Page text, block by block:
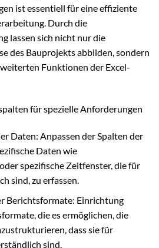
ist essentiell für eine effiziente
Durch die
lassen sich nicht nur die
des Bauprojekts abbilden, sondern
Funktionen der Excel-
für spezielle Anforderungen
Daten: Anpassen der Spalten der
Daten wie
spezifische Zeitfenster, die für
sind, zu erfassen.
Berichtsformate: Einrichtung
die es ermöglichen, die
dass sie für
sind.